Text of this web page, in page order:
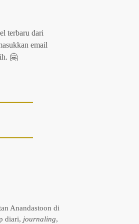
terbaru dari
email
🤗
Anandastoon di
diari, journaling,